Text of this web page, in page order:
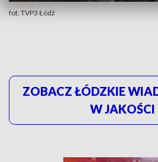
fot. TVP3 Łódź
ZOBACZ ŁÓDZKIE
W JAKOŚCI